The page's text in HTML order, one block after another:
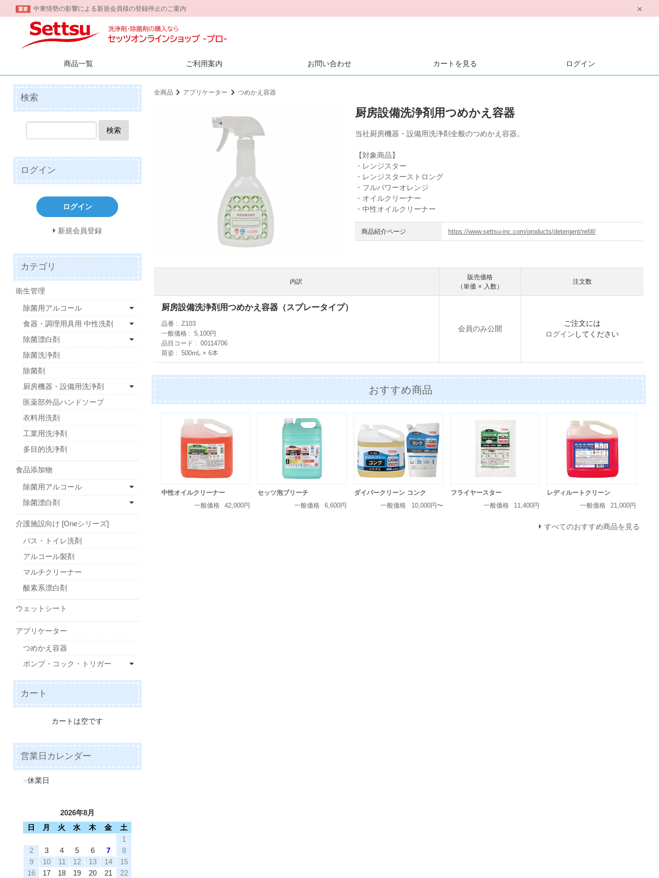
重要 中東情勢の影響による新規会員様の登録停止のご案内
商品一覧 ご利用案内 お問い合わせ カートを見る ログイン
全商品 アプリケーター つめかえ容器
厨房設備洗浄剤用つめかえ容器
当社厨房機器・設備用洗浄剤全般のつめかえ容器。
【対象商品】
・レンジスター
・レンジスターストロング
・フルパワーオレンジ
・オイルクリーナー
・中性オイルクリーナー
商品紹介ページ https://www.settsu-inc.com/products/detergent/refill/
内訳
販売価格
（単価 × 入数）
注文数
厨房設備洗浄剤用つめかえ容器（スプレータイプ）
品番
Z103
一般価格
5,100円
品目コード
00114706
荷姿
500mL × 6本
会員のみ公開
ご注文には
ログイン してください
おすすめ商品
中性オイルクリーナー
一般価格
42,000円
セッツ泡ブリーチ
一般価格
6,600円
ダイバークリーン コンク
一般価格
10,000円〜
フライヤースター
一般価格
11,400円
レディルートクリーン
一般価格
21,000円
すべてのおすすめ商品を見る
検索
検索
ログイン
ログイン
新規会員登録
カテゴリ
衛生管理
除菌用アルコール
食器・調理用具用 中性洗剤
除菌漂白剤
除菌洗浄剤
除菌剤
厨房機器・設備用洗浄剤
医薬部外品ハンドソープ
衣料用洗剤
工業用洗浄剤
多目的洗浄剤
食品添加物
除菌用アルコール
除菌漂白剤
介護施設向け [Oneシリーズ]
バス・トイレ洗剤
アルコール製剤
マルチクリーナー
酸素系漂白剤
ウェットシート
アプリケーター
つめかえ容器
ポンプ・コック・トリガー
カート
カートは空です
営業日カレンダー
■休業日
2026年8月
日
月 火 水 木 金
土
1
2
3 4 5 6 7
8
9
10 11 12 13 14
15
16
17 18 19 20 21 22